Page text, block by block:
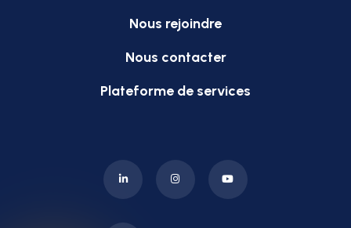
Nous rejoindre
Nous contacter
Plateforme de services